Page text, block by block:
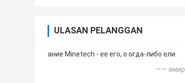
ULASAN PELANGGAN
ание Minetech - ее его, о огда-либо ели.
—— амир